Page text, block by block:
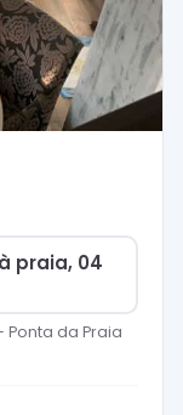
praia, 04
Ponta da Praia